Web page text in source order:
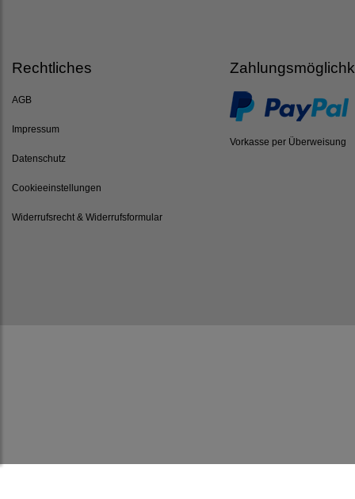
Rechtliches
AGB
Impressum
Datenschutz
Cookieeinstellungen
Widerrufsrecht & Widerrufsformular
Vorkasse per Überweisung